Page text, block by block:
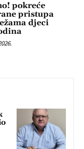
pokreće
pristupa
djeci